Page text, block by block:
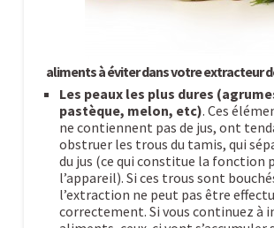
aliments à éviter dans votre extracteur
Les peaux les plus dures
pastèque, melon, etc). Ces
ne contiennent pas de jus, ont
obstruer les trous du tamis, qui
du jus (ce qui constitue la fonction
l’appareil). Si ces trous sont
l’extraction ne peut pas être
correctement. Si vous continuez à